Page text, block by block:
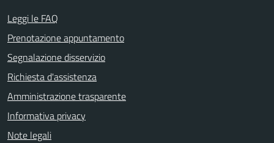
Leggi le FAQ
Prenotazione appuntamento
Segnalazione disservizio
Richiesta d'assistenza
Amministrazione trasparente
Informativa privacy
Note legali